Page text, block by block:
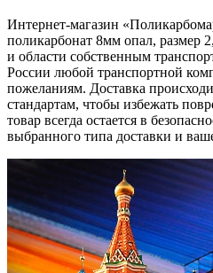
Интернет-магазин
поликарбонат 8мм опал, размер
и области собственным
России любой транспортной
пожеланиям. Доставка
стандартам, чтобы избежать
товар всегда остается в
выбранного типа доставки и